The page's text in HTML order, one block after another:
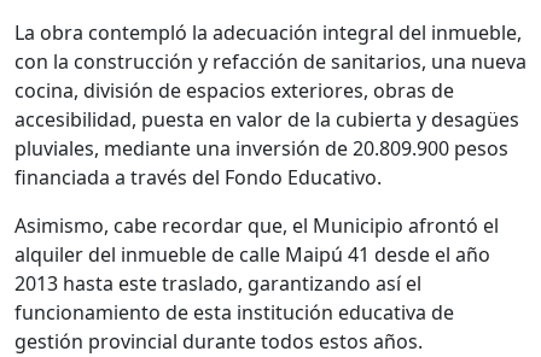
La obra contempló la adecuación integral del inmueble,
con la construcción y refacción de sanitarios, una nueva
cocina, división de espacios exteriores, obras de
accesibilidad, puesta en valor de la cubierta y desagües
pluviales, mediante una inversión de 20.809.900 pesos
financiada a través del Fondo Educativo.
Asimismo, cabe recordar que, el Municipio afrontó el
alquiler del inmueble de calle Maipú 41 desde el año
2013 hasta este traslado, garantizando así el
funcionamiento de esta institución educativa de
gestión provincial durante todos estos años.